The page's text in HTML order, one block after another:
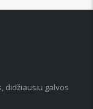
didžiausiu galvos